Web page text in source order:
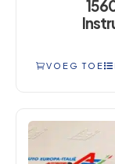
VOEG TOE